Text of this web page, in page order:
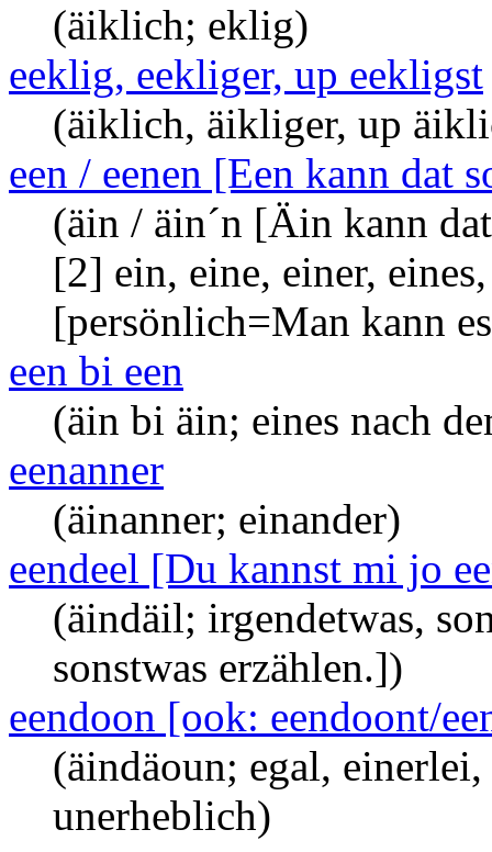
(äiklich; eklig)
eeklig, eekliger, up eekligst
(äiklich, äikliger, up
een / eenen [Een kann dat
(äin / äin´n [Äin kann
[2] ein, eine, einer,
[persönlich=Man kann
een bi een
(äin bi äin; eines nach
eenanner
(äinanner; einander)
eendeel [Du kannst mi jo
(äindäil; irgendetwas,
sonstwas erzählen.])
eendoon [ook: eendoont/
(äindäoun; egal,
unerheblich)